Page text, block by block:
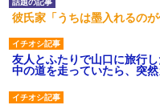
彼氏家「うちは墨入れるの
友人とふたりで山口に旅行
中の道を走っていたら、突